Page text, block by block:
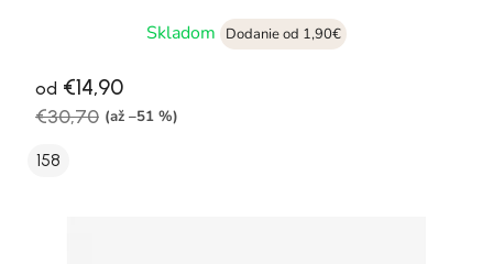
Skladom
Dodanie od 1,90€
od €14,90
€30,70 (až –51 %)
158